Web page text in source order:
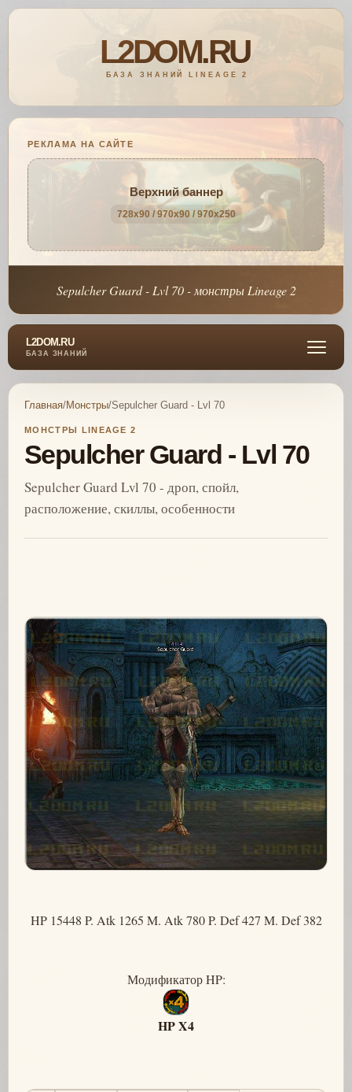
РЕКЛАМА НА САЙТЕ
Верхний баннер
728x90 / 970x90 / 970x250
Sepulcher Guard - Lvl 70 - монстры Lineage 2
L2DOM.RU
БАЗА ЗНАНИЙ
Главная/Монстры/Sepulcher Guard - Lvl 70
МОНСТРЫ LINEAGE 2
Sepulcher Guard - Lvl 70
Sepulcher Guard Lvl 70 - дроп, спойл,
расположение, скиллы, особенности
HP 15448 P. Atk 1265 M. Atk 780 P. Def 427 M. Def 382
Модификатор HP:
HP X4